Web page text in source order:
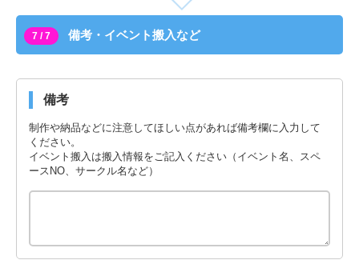
7 / 7 備考・イベント搬入など
備考
制作や納品などに注意してほしい点があれば備考欄に入力して
ください。
イベント搬入は搬入情報をご記入ください（イベント名、スペ
ースNO、サークル名など）